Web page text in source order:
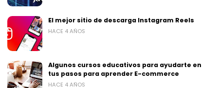
El mejor sitio de descarga Instagram Reels
HACE 4 AÑOS
Algunos cursos educativos para ayudarte en
tus pasos para aprender E-commerce
HACE 4 AÑOS